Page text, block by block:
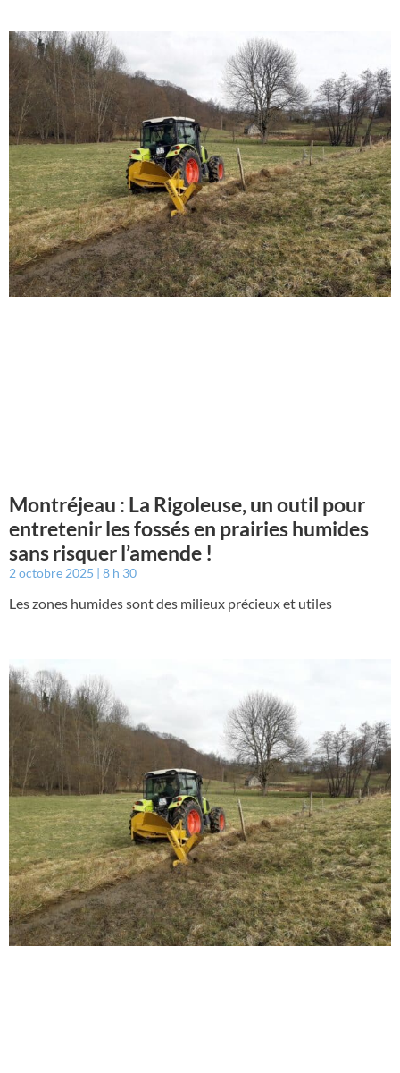
Montréjeau : La Rigoleuse, un outil pour
entretenir les fossés en prairies humides
sans risquer l’amende !
2 octobre 2025 8 h 30
Les zones humides sont des milieux précieux et utiles